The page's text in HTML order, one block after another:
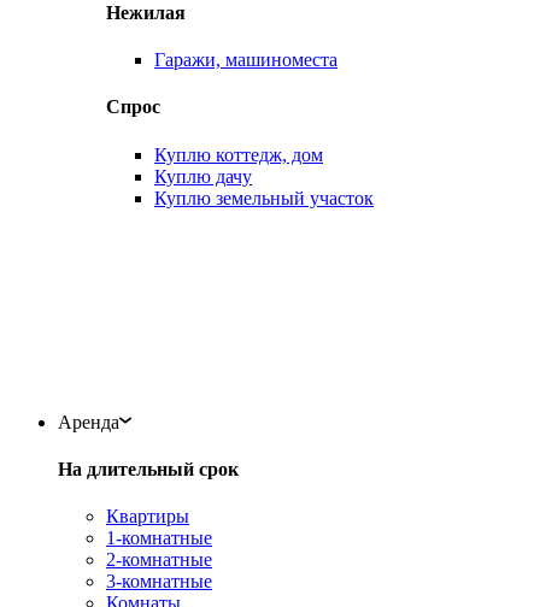
Нежилая
Гаражи, машиноместа
Спрос
Куплю коттедж, дом
Куплю дачу
Куплю земельный участок
Аренда
На длительный срок
Квартиры
1-комнатные
2-комнатные
3-комнатные